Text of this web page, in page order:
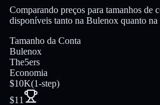
Comparando preços para tamanhos de
disponíveis tanto na Bulenox quanto na
Tamanho da Conta
Bulenox
The5ers
Economia
$10K(1-step)
$11